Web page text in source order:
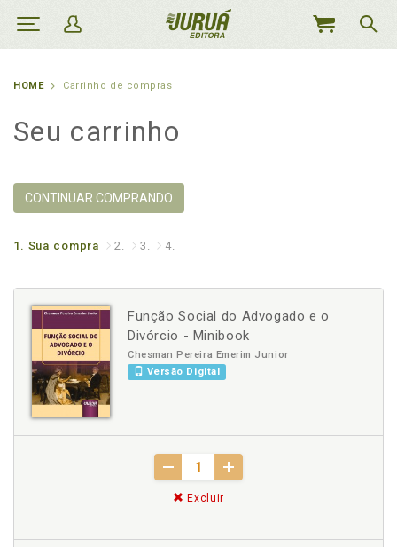
MEU
HOME Carrinho de compras
Seu carrinho
CONTINUAR COMPRANDO
1. Sua compra 2. 3. 4.
Função Social do Advogado e o
Divórcio - Minibook
Chesman Pereira Emerim Junior
Versão Digital
Excluir